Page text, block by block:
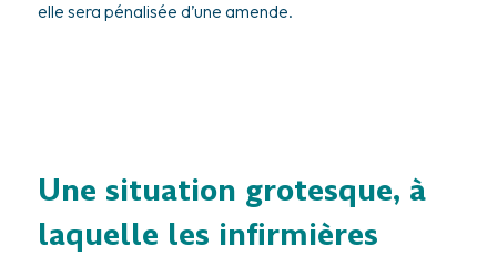
elle sera pénalisée d’une amende.
Une situation grotesque, à
laquelle les infirmières